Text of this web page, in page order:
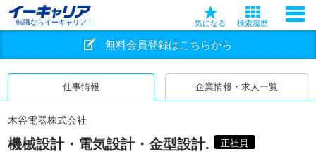
転職ならイーキャリア 気になる 検索履歴
無料会員登録はこちらから
仕事情報 企業情報・求人一覧
木谷電器株式会社
機械設計・電気設計・金型設計. 正社員